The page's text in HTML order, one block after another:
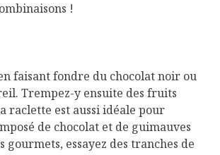
!
faisant fondre du chocolat noir ou
Trempez-y ensuite des fruits
raclette est aussi idéale pour
de chocolat et de guimauves
essayez des tranches de